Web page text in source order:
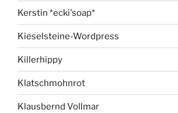
Kerstin *ecki'soap*
Kieselsteine-Wordpress
Killerhippy
Klatschmohnrot
Klausbernd Vollmar